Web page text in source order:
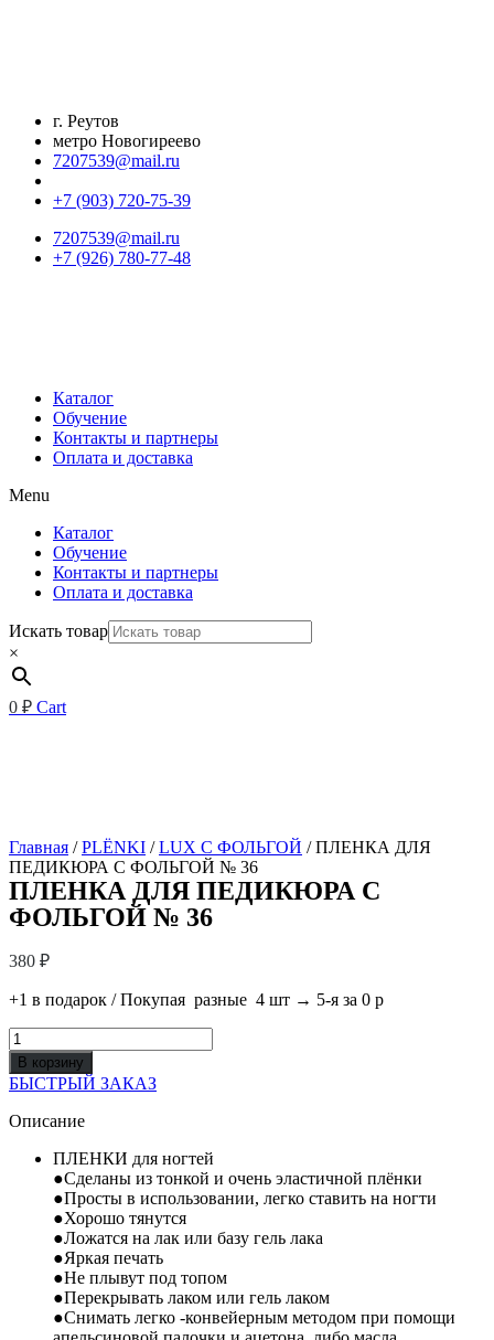
г. Реутов
метро Новогиреево
7207539@mail.ru
+7 (903) 720-75-39
7207539@mail.ru
+7 (926) 780-77-48
Каталог
Обучение
Контакты и партнеры
Оплата и доставка
Menu
Каталог
Обучение
Контакты и партнеры
Оплата и доставка
Искать товар
×
0 ₽ Cart
Главная /PLЁNKI /LUX С ФОЛЬГОЙ / ПЛЕНКА ДЛЯ
ПЕДИКЮРА С ФОЛЬГОЙ № 36
ПЛЕНКА ДЛЯ ПЕДИКЮРА С
ФОЛЬГОЙ № 36
380 ₽
+1 в подарок / Покупая разные 4 шт → 5-я за 0 р
Количество
товара
ПЛЕНКА
ДЛЯ
ПЕДИКЮРА
ФОЛЬГОЙ
В корзину
БЫСТРЫЙ ЗАКАЗ
Описание
ПЛЕНКИ для ногтей
●Сделаны из тонкой и очень эластичной плёнки
●Просты в использовании, легко ставить на ногти
●Хорошо тянутся
●Ложатся на лак или базу гель лака
●Яркая печать
●Не плывут под топом
●Перекрывать лаком или гель лаком
●Снимать легко -конвейерным методом при помощи